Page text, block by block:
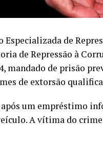
de
de Repressão à
mandado de prisão
de extorsão
um empréstimo
A vítima do